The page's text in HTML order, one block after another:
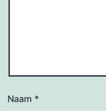
Naam *